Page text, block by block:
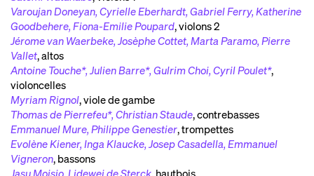
Varoujan Doneyan, Cyrielle Eberhardt, Gabriel Ferry, Katherine
Goodbehere, Fiona-Emilie Poupard,violons 2
Jérome van Waerbeke, Josèphe Cottet, Marta Paramo, Pierre
Vallet,altos
Antoine Touche*, Julien Barre*, Gulrim Choi, Cyril Poulet*,
violoncelles
Myriam Rignol,viole de gambe
Thomas de Pierrefeu*, Christian Staude,contrebasses
Emmanuel Mure, Philippe Genestier,trompettes
Evolène Kiener, Inga Klaucke, Josep Casadella, Emmanuel
Vigneron, bassons
Jasu Moisio, Lidewei de Sterck, hautbois